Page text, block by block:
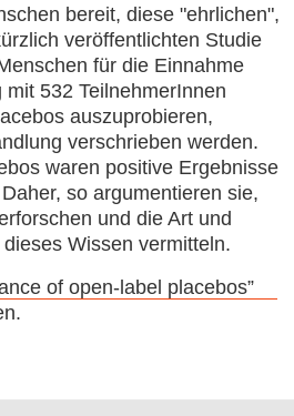
bereit, diese "ehrlichen",
veröffentlichten Studie
für die Einnahme
532 TeilnehmerInnen
auszuprobieren,
verschrieben werden.
waren positive Ergebnisse
so argumentieren sie,
und die Art und
Wissen vermitteln.
of open-label placebos”